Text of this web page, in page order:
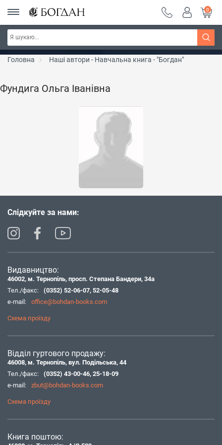
РОЗПРОДАЖ ~ 150 грн ~ 200 грн ~ 250 грн ~
300 грн ~ РОЗПРОДАЖ
Дізнатись більше
0
Головна Наші автори - Навчальна книга - "Богдан"
Фундига Ольга Іванівна
Слідкуйте за нами:
Видавництво:
46002, м. Тернопіль, просп. Степана Бандери, 34а
Тел./факс:
(0352) 52-06-07, 52-05-48
e-mail:
office@bohdan-books.com
Схема проїзду
Відділ гуртового продажу:
46008, м. Тернопіль, вул. Подільська, 44
Тел./факс:
(0352) 43-00-46, 25-18-09
e-mail:
zbut@bohdan-books.com
Схема проїзду
Книга поштою: